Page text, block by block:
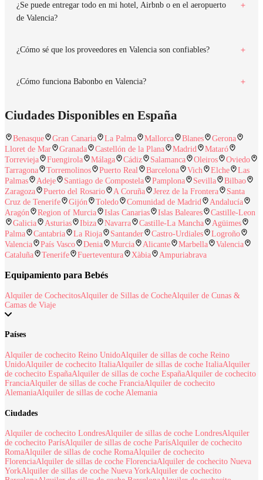
¿Se puede entregar todo en mi hotel, Airbnb o en el aeropuerto
de Valencia?
¿Cómo sé que los proveedores en Valencia son confiables?
¿Cómo funciona Babonbo en Valencia?
Ciudades Disponibles en España
Benasque Gran Canaria La Palma Mallorca Blanes
Gerona
Lloret de Mar
Granada Castellón de la Plana Madrid
Mataró
Torrevieja
Fuengirola Málaga Cádiz Salamanca Oleiros
Oviedo
Tarragona
Torremolinos Puerto Real Barcelona Vich Elche
Las
Palmas
Adeje Santiago de Compostela Pamplona Sevilla
Bilbao
Zaragoza
Puerto del Rosario A Coruña Jerez de la Frontera
Santa
Cruz de Tenerife
Gijón Toledo Comunidad de Madrid
Andalucía
Aragón
Region of Murcia Islas Canarias Islas Baleares
Castille-Leon
Galicia
Asturias Ibiza Navarra Castille-La Mancha
Agüimes
Palma
Cantabria La Rioja Santander Castro-Urdiales
Logroño
Valencia
País Vasco Denia Murcia Alicante Marbella
Valencia
Cataluña
Tenerife Fuerteventura Xàbia Ampuriabrava
Equipamiento para Bebés
Alquiler de CochecitosAlquiler de Sillas de CocheAlquiler de Cunas &
Camas de Viaje
Países
Alquiler de cochecito Reino UnidoAlquiler de sillas de coche Reino
UnidoAlquiler de cochecito ItaliaAlquiler de sillas de coche ItaliaAlquiler
de cochecito EspañaAlquiler de sillas de coche EspañaAlquiler de cochecito
FranciaAlquiler de sillas de coche FranciaAlquiler de cochecito
AlemaniaAlquiler de sillas de coche Alemania
Ciudades
Alquiler de cochecito LondresAlquiler de sillas de coche LondresAlquiler
de cochecito ParísAlquiler de sillas de coche ParísAlquiler de cochecito
RomaAlquiler de sillas de coche RomaAlquiler de cochecito
FlorenciaAlquiler de sillas de coche FlorenciaAlquiler de cochecito Nueva
YorkAlquiler de sillas de coche Nueva YorkAlquiler de cochecito